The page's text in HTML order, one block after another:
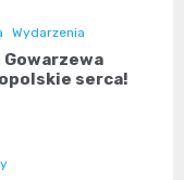
Wydarzenia
Gowarzewa
serca!